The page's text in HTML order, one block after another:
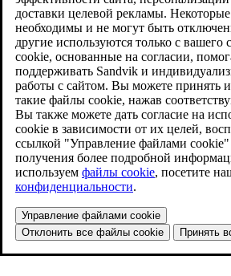
доставки целевой рекламы.
необходимы и не могут быть
другие используются только с вашего
cookie, основанные на согласии,
поддерживать Sandvik и
работы с сайтом. Вы можете принять
такие файлы cookie, нажав
Вы также можете дать согласие на
cookie в зависимости от их целей,
ссылкой "Управление файлами
получения более подробной
используем файлы cookie, посетите
конфиденциальности.
Управление файлами cookie
Отклонить все файлы cookie
Принять